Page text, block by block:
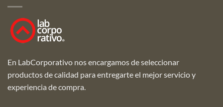
En LabCorporativo nos encargamos de seleccionar
productos de calidad para entregarte el mejor servicio y
experiencia de compra.